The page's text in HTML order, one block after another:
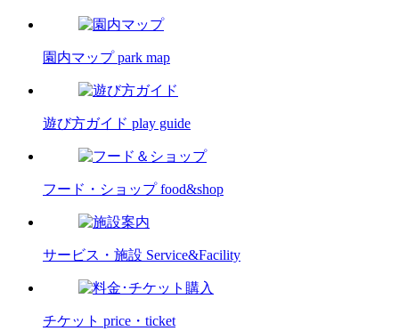
園内マップ park map
遊び方ガイド play guide
フード・ショップ food&shop
サービス・施設 Service&Facility
チケット price・ticket